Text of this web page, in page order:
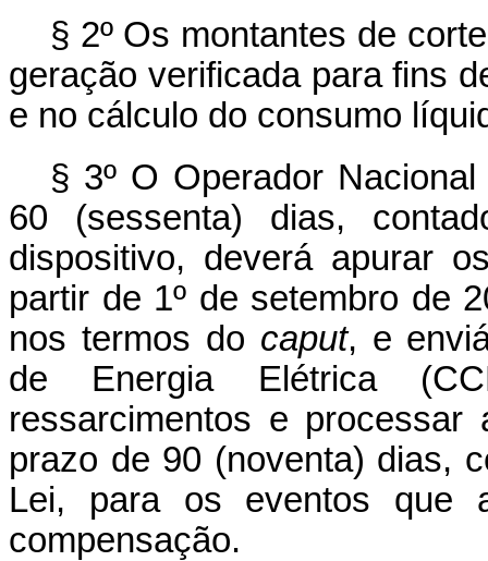
§ 2º Os montantes de
geração verificada para fins
e no cálculo do consumo
§ 3º O Operador
60 (sessenta) dias,
dispositivo, deverá apurar
partir de 1º de setembro de
nos termos do caput, e
de Energia Elétrica
ressarcimentos e
prazo de 90 (noventa) dias,
Lei, para os eventos que
compensação.